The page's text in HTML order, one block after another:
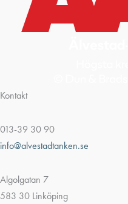
Kontakt
013-39 30 90
info@alvestadtanken.se
Algolgatan 7
583 30 Linköping